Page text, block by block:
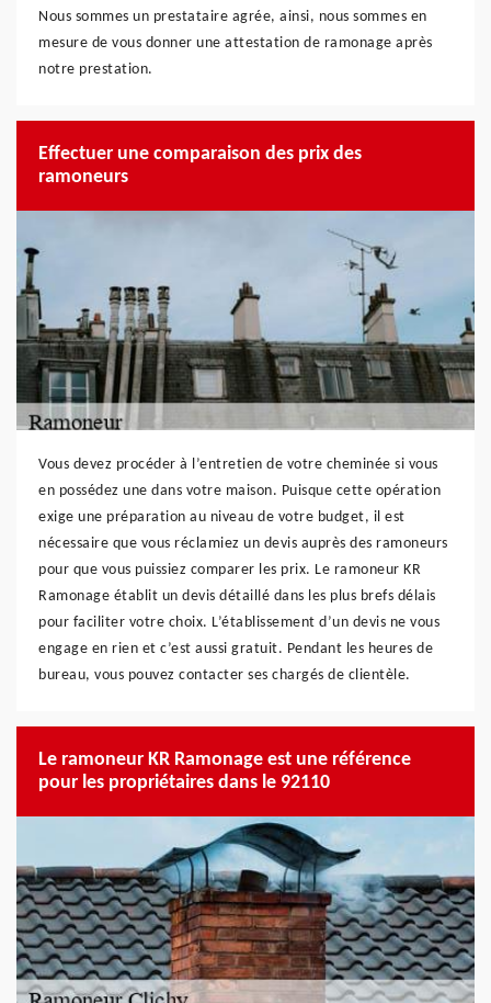
Nous sommes un prestataire agrée, ainsi, nous sommes en
mesure de vous donner une attestation de ramonage après
notre prestation.
Effectuer une comparaison des prix des
ramoneurs
Vous devez procéder à l’entretien de votre cheminée si vous
en possédez une dans votre maison. Puisque cette opération
exige une préparation au niveau de votre budget, il est
nécessaire que vous réclamiez un devis auprès des ramoneurs
pour que vous puissiez comparer les prix. Le ramoneur KR
Ramonage établit un devis détaillé dans les plus brefs délais
pour faciliter votre choix. L’établissement d’un devis ne vous
engage en rien et c’est aussi gratuit. Pendant les heures de
bureau, vous pouvez contacter ses chargés de clientèle.
Le ramoneur KR Ramonage est une référence
pour les propriétaires dans le 92110